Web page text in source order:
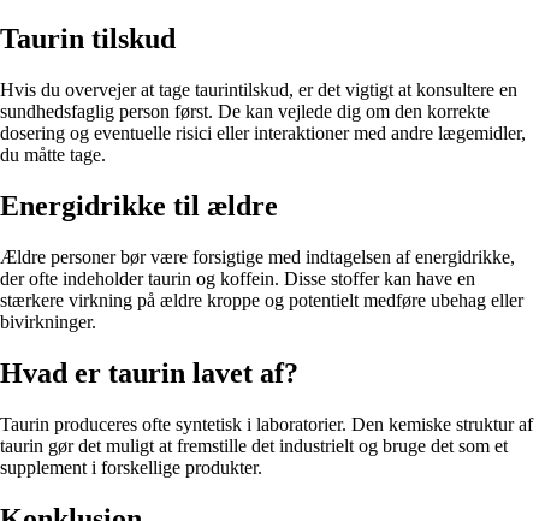
Taurin tilskud
Hvis du overvejer at tage taurintilskud, er det vigtigt at konsultere en
sundhedsfaglig person først. De kan vejlede dig om den korrekte
dosering og eventuelle risici eller interaktioner med andre lægemidler,
du måtte tage.
Energidrikke til ældre
Ældre personer bør være forsigtige med indtagelsen af energidrikke,
der ofte indeholder taurin og koffein. Disse stoffer kan have en
stærkere virkning på ældre kroppe og potentielt medføre ubehag eller
bivirkninger.
Hvad er taurin lavet af?
Taurin produceres ofte syntetisk i laboratorier. Den kemiske struktur af
taurin gør det muligt at fremstille det industrielt og bruge det som et
supplement i forskellige produkter.